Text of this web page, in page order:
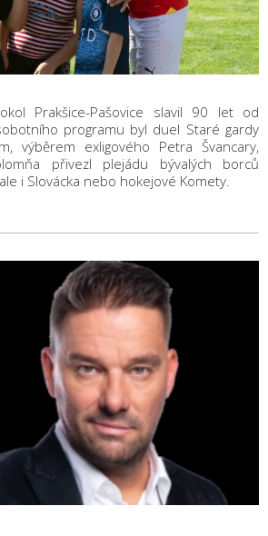
Prakšice-Pašovice slavil 90 let od
programu byl duel Staré gardy
výběrem exligového Petra Švancary,
přivezl plejádu bývalých borců
i Slovácka nebo hokejové Komety.